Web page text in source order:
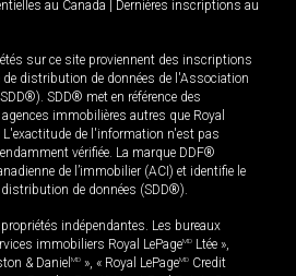
au Canada
Dernières inscriptions au
sur ce site proviennent des inscriptions
de distribution de données de l'Association
SDD® met en référence des
immobilières autres que Royal
de l'information n'est pas
vérifiée. La marque DDF®
de l’immobilier (ACI) et identifie le
de données (SDD®).
indépendantes. Les bureaux
immobiliers Royal LePageMD Ltée »,
& Daniel MD », « Royal LePageMD Credit